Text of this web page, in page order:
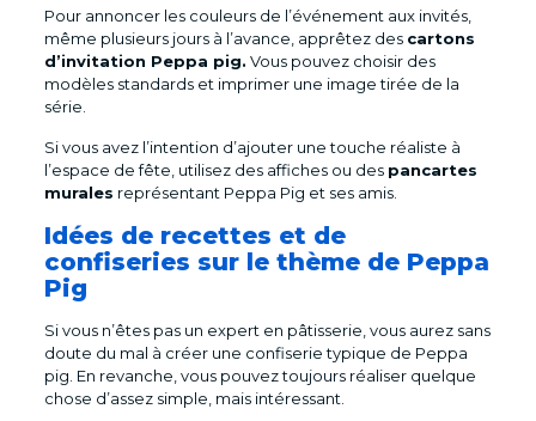
Pour annoncer les couleurs de l’événement aux invités,
même plusieurs jours à l’avance, apprêtez des cartons
d’invitation Peppa pig. Vous pouvez choisir des
modèles standards et imprimer une image tirée de la
série.
Si vous avez l’intention d’ajouter une touche réaliste à
l’espace de fête, utilisez des affiches ou des pancartes
murales représentant Peppa Pig et ses amis.
Idées de recettes et de
confiseries sur le thème de Peppa
Pig
Si vous n’êtes pas un expert en pâtisserie, vous aurez sans
doute du mal à créer une confiserie typique de Peppa
pig. En revanche, vous pouvez toujours réaliser quelque
chose d’assez simple, mais intéressant.